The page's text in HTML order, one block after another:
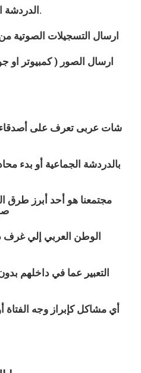
الدردشة الخاصة ( او العام كمجموعة ).
ارسال التسجيلات الصوتية
شات عربى تعرف على
بالدردشة الجماعية أو بدء
مجتمعنا هو أحد أبرز طرق
الوطن العربي إلي
التعبير عما في داخلهم
أي مشاكل كإبراز وجه